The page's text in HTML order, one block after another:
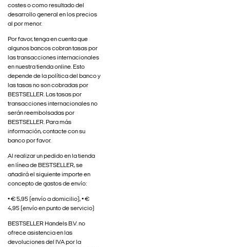
costes o como resultado del
desarrollo general en los precios
al por menor.
Por favor, tenga en cuenta que
algunos bancos cobran tasas por
las transacciones internacionales
en nuestra tienda online. Esto
depende de la política del banco y
las tasas no son cobradas por
BESTSELLER. Las tasas por
transacciones internacionales no
serán reembolsadas por
BESTSELLER. Para más
información, contacte con su
banco por favor.
Al realizar un pedido en la tienda
en línea de BESTSELLER, se
añadirá el siguiente importe en
concepto de gastos de envío:
• € 5,95 (envío a domicilio), • €
4,95 (envío en punto de servicio)
BESTSELLER Handels B.V. no
ofrece asistencia en las
devoluciones del IVA por la